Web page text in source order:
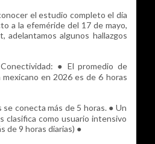
el estudio completo el día
a la efeméride del 17 de mayo,
adelantamos algunos hallazgos
● El promedio de
en 2026 es de 6 horas
se conecta más de 5 horas. ● Un
clasifica como usuario intensivo
de 9 horas diarias) ●